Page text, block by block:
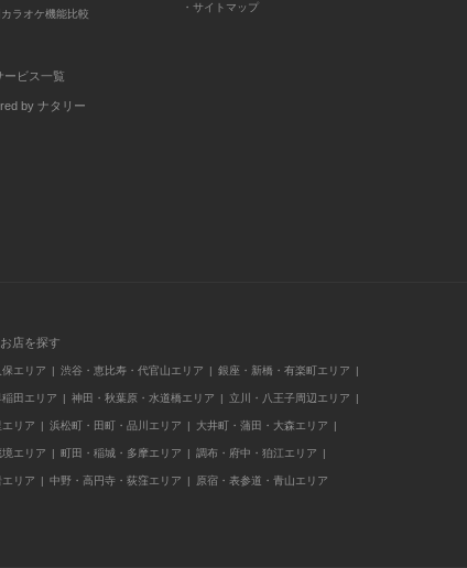
ラオケ機能比較
ービス一覧
by ナタリー
・サイトマップ
店を探す
エリア 渋谷・恵比寿・代官山エリア 銀座・新橋・有楽町エリア
田エリア 神田・秋葉原・水道橋エリア 立川・八王子周辺エリア
エリア 浜松町・田町・品川エリア 大井町・蒲田・大森エリア
エリア 町田・稲城・多摩エリア 調布・府中・狛江エリア
リア 中野・高円寺・荻窪エリア 原宿・表参道・青山エリア